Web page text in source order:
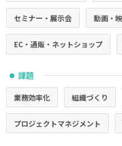
セミナー・展示会 動画・
EC・通販・ネットショップ
● 課題
業務効率化 組織づくり
プロジェクトマネジメント